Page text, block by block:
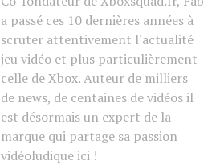
a passé ces 10 dernières années à
scruter attentivement l'actualité
jeu vidéo et plus particulièrement
celle de Xbox. Auteur de milliers
de news, de centaines de vidéos il
est désormais un expert de la
marque qui partage sa passion
vidéoludique ici !